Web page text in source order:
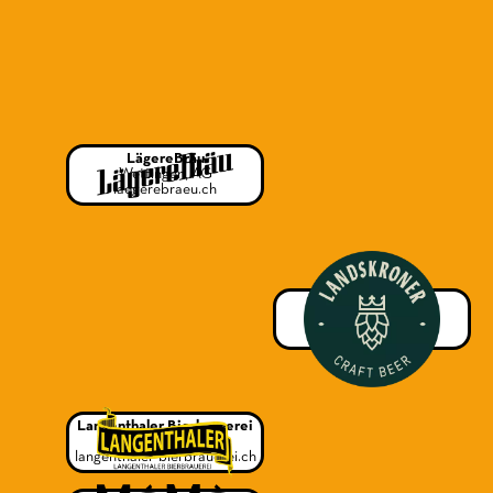
LägereBräu
Wettingen, AG
laegerebraeu.ch
Landskroner
Grellingen, BL
landskroner.ch
Langenthaler Bierbrauerei
Langenthal, BE
langenthaler-bierbrauerei.ch